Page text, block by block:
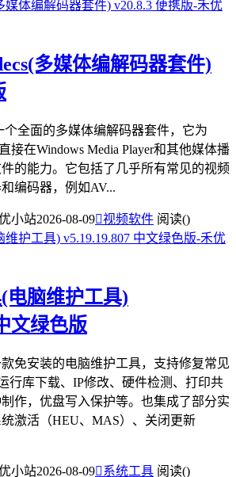
多媒体编解码器套件)
个全面的多媒体编解码器套件，它为
接在Windows Media Player和其他媒体播
的能力。它包括了几乎所有常见的视频
编码器，例如AV...
小站2026-08-09视频软件 阅读()
电脑维护工具)
文绿色版
免安装的电脑维护工具，支持修复常见
行库下载、IP修改、硬件检测、打印共
作，优盘写入保护等。也集成了部分实
激活（HEU、MAS）、关闭更新
小站2026-08-09系统工具 阅读()